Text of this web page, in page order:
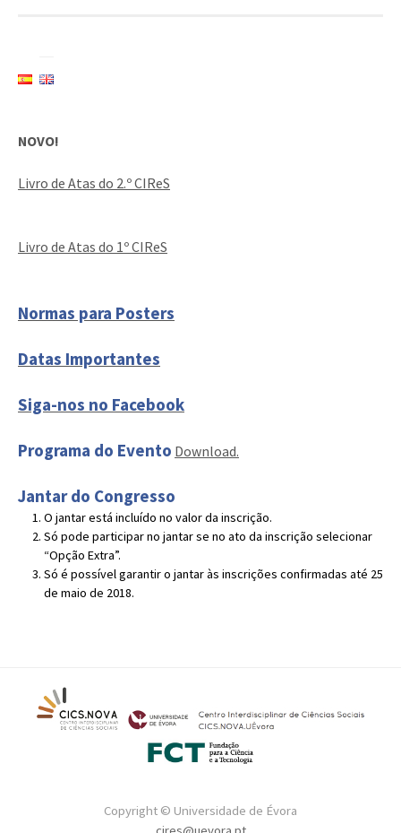
NOVO!
Livro de Atas do 2.º CIReS
Livro de Atas do 1º CIReS
Normas para Posters
Datas Importantes
Siga-nos no Facebook
Programa do Evento Download.
Jantar do Congresso
O jantar está incluído no valor da inscrição.
Só pode participar no jantar se no ato da inscrição selecionar
“Opção Extra”.
Só é possível garantir o jantar às inscrições confirmadas até 25
de maio de 2018.
Copyright © Universidade de Évora